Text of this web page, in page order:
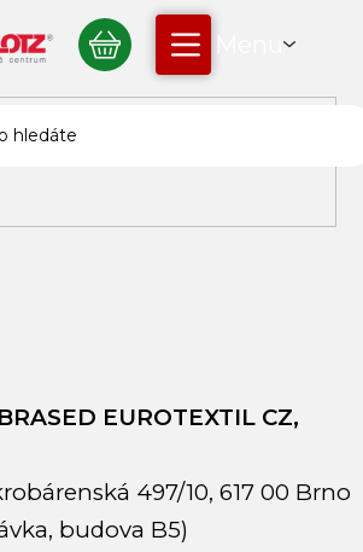
NÁKUPNÍ
KOŠÍK
EUROTEXTIL CZ,
497/10, 617 00 Brno
budova B5)